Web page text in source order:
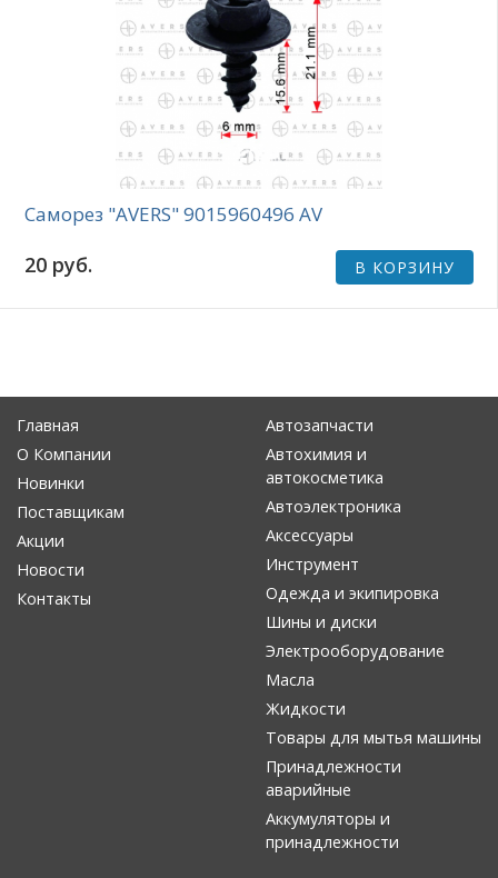
Саморез "AVERS" 9015960496 AV
20 руб. В КОРЗИНУ
Главная
О Компании
Новинки
Поставщикам
Акции
Новости
Контакты
Автозапчасти
Автохимия и
автокосметика
Автоэлектроника
Аксессуары
Инструмент
Одежда и экипировка
Шины и диски
Электрооборудование
Масла
Жидкости
Товары для мытья машины
Принадлежности
аварийные
Аккумуляторы и
принадлежности